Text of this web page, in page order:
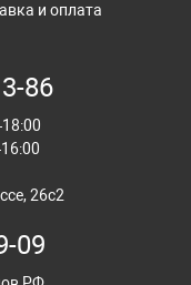
и оплата
86
26с2
09